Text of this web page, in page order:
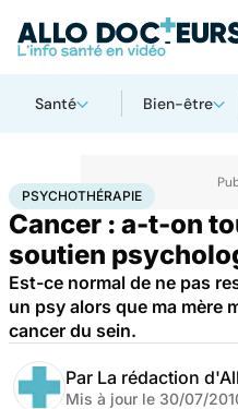
Santé Bien-être
AccueilSantéMaladies
PSYCHOTHÉRAPIE
Cancer : a-t-on
soutien
Est-ce normal de ne pas
un psy alors que ma mère
cancer du sein.
Par La rédaction
Mis à jour le 30/07/